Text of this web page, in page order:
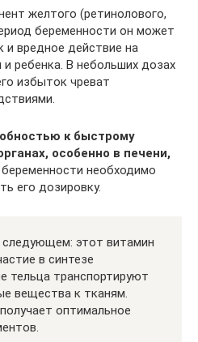
желтого (ретинолового,
беременности он может
и вредное действие на
ребенка. В небольших дозах
избыток чреват
к быстрому
особенно в печени,
необходимо
его дозировку.
этот витамин
в синтезе
тельца транспортируют
вещества к тканям.
оптимальное